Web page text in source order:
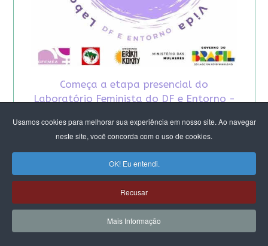
Usamos cookies para melhorar sua experiência em nosso site. Ao navegar
neste site, você concorda com o uso de cookies.
OK! Eu entendi.
Recusar
Mais Informação
Começa a etapa presencial do
Laboratório Feminista do DF e Entorno -